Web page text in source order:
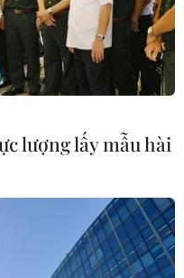
lượng lấy mẫu hài